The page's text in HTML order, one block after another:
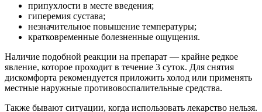
припухлости в месте введения;
гиперемия сустава;
незначительное повышение температуры;
кратковременные болезненные ощущения.
Наличие подобной реакции на препарат — крайне редкое
явление, которое проходит в течение 3 суток. Для снятия
дискомфорта рекомендуется приложить холод или применять
местные наружные противовоспалительные средства.
Также бывают ситуации, когда использовать лекарство нельзя.